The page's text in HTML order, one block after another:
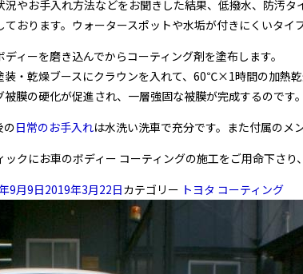
やお手入れ方法などをお聞きした結果、低撥水、防汚
おります。ウォータースポットや水垢が付きにくいタイ
ィーを磨き込んでからコーティング剤を塗布します。
装・乾燥ブースにクラウンを入れて、60℃×1時間の加熱乾
膜の硬化が促進され、一層強固な被膜が完成するのです。
の日常のお手入れは水洗い洗車で充分です。また付属のメ
クにお車のボディー コーティングの施工をご用命下さ
9月9日2019年3月22日カテゴリー トヨタ コーティング